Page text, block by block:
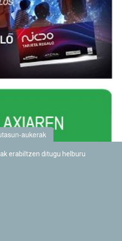
aukerak
erabiltzen ditugu helburu